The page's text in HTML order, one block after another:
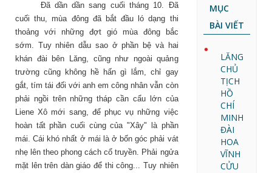
MỤC
BÀI VIẾT
LĂNG
CHỦ
TỊCH
HỒ
CHÍ
MINH
ĐÀI
HOA
VĨNH
CỬU
Đã dần dần sang cuối tháng 10. Đã
cuối thu, mùa đông đã bắt đầu ló dạng thi
thoảng với những đợt gió mùa đông bắc
sớm. Tuy nhiên dẫu sao ở phần bệ và hai
khán đài bên Lăng, cũng như ngoài quảng
trường cũng không hề hấn gì lắm, chỉ gay
gắt, tím tái đối với anh em công nhân vẫn còn
phải ngồi trên những tháp cần cẩu lớn của
Liene Xô mới sang, để phục vụ những việc
hoàn tất phần cuối cùng của "Xây" là phần
mái. Cái khó nhất ở mái là ở bốn góc phải vát
nhẹ lên theo phong cách cổ truyền. Phải ngửa
mặt lên trên dàn giáo để thi công... Tuy nhiên